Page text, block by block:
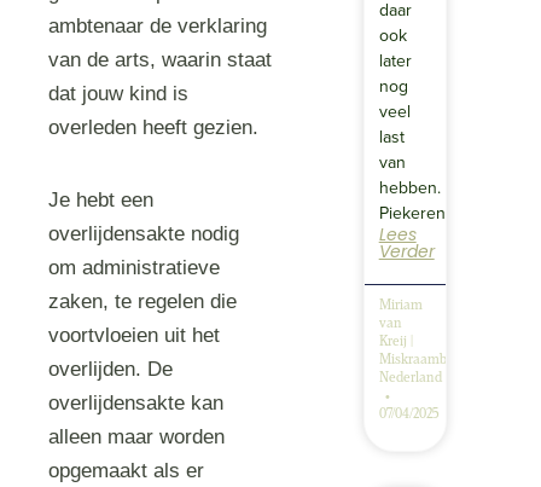
ambtenaar de verklaring
van de arts, waarin staat
dat jouw kind is
overleden heeft gezien.
Je hebt een
overlijdensakte nodig
om administratieve
zaken, te regelen die
voortvloeien uit het
overlijden. De
overlijdensakte kan
alleen maar worden
opgemaakt als er
daar
ook
later
nog
veel
last
van
hebben.
Piekeren…
Lees
Verder
Miriam
van
Kreij |
Miskraambegeleiding
Nederland
07/04/2025